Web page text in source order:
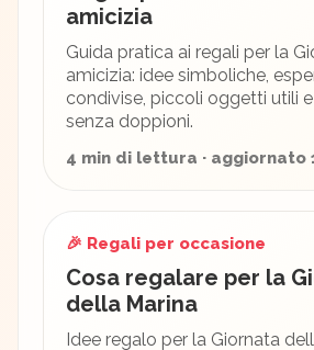
amicizia
Guida pratica ai regali per la
amicizia: idee simboliche,
condivise, piccoli oggetti utili
senza doppioni.
4 min di lettura · aggiornato
🎉 Regali per occasione
Cosa regalare per la
della Marina
Idee regalo per la Giornata